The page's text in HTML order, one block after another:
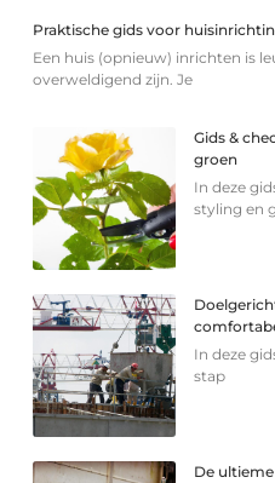
Praktische gids voor
Een huis (opnieuw) inrichten is
overweldigend zijn. Je
Gids &
groen
In deze
styling en
In deze
stap
De